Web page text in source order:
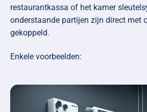
restaurantkassa of het kamer
onderstaande partijen zijn direct met
gekoppeld.
Enkele voorbeelden: